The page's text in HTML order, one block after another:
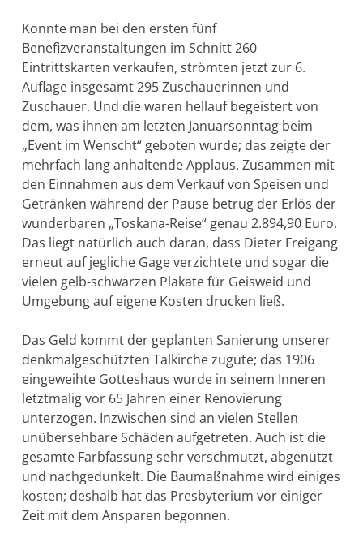
Konnte man bei den ersten fünf
Benefizveranstaltungen im Schnitt 260
Eintrittskarten verkaufen, strömten jetzt zur 6.
Auflage insgesamt 295 Zuschauerinnen und
Zuschauer. Und die waren hellauf begeistert von
dem, was ihnen am letzten Januarsonntag beim
„Event im Wenscht“ geboten wurde; das zeigte der
mehrfach lang anhaltende Applaus. Zusammen mit
den Einnahmen aus dem Verkauf von Speisen und
Getränken während der Pause betrug der Erlös der
wunderbaren „Toskana-Reise“ genau 2.894,90 Euro.
Das liegt natürlich auch daran, dass Dieter Freigang
erneut auf jegliche Gage verzichtete und sogar die
vielen gelb-schwarzen Plakate für Geisweid und
Umgebung auf eigene Kosten drucken ließ.
Das Geld kommt der geplanten Sanierung unserer
denkmalgeschützten Talkirche zugute; das 1906
eingeweihte Gotteshaus wurde in seinem Inneren
letztmalig vor 65 Jahren einer Renovierung
unterzogen. Inzwischen sind an vielen Stellen
unübersehbare Schäden aufgetreten. Auch ist die
gesamte Farbfassung sehr verschmutzt, abgenutzt
und nachgedunkelt. Die Baumaßnahme wird einiges
kosten; deshalb hat das Presbyterium vor einiger
Zeit mit dem Ansparen begonnen.